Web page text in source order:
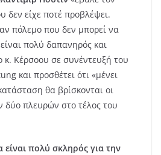
δεν είχε ποτέ προβλέψει.
πόλεμο που δεν μπορεί να
είναι πολύ δαπανηρός και
κ. Κέρσοου σε συνέντευξή του
και προσθέτει ότι «μένει
θα βρίσκονται οι
δύο πλευρών στο τέλος του
είναι πολύ σκληρός για την